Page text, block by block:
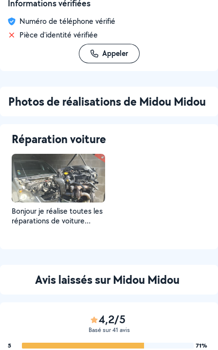
Informations vérifiées
Numéro de téléphone vérifié
Pièce d'identité vérifiée
Appeler
Photos de réalisations de Midou Midou
Réparation voiture
Bonjour je réalise toutes les
réparations de voiture
Avis laissés sur Midou Midou
4,2/5
Basé sur 41 avis
5
71%